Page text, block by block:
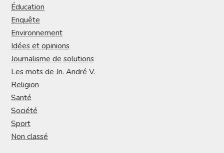
Éducation
Enquête
Environnement
Idées et opinions
Journalisme de solutions
Les mots de Jn. André V.
Religion
Santé
Société
Sport
Non classé